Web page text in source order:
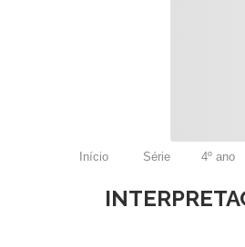
Início Série 4º ano